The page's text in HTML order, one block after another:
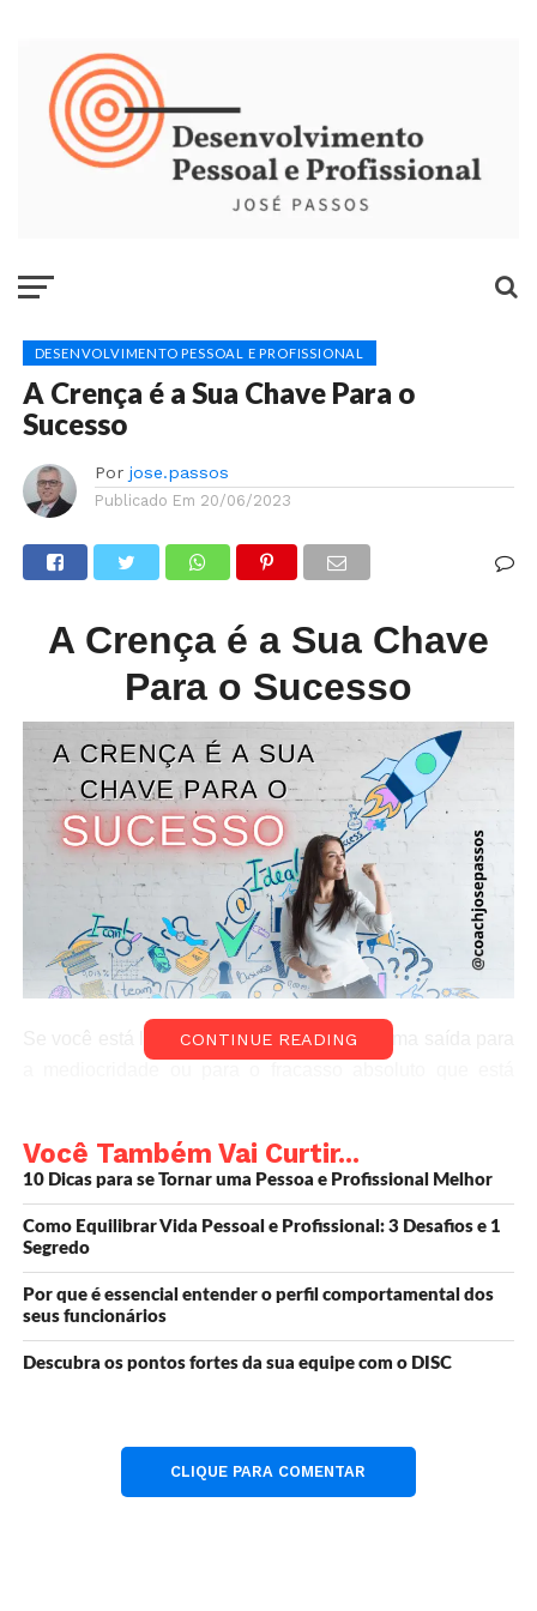
DESENVOLVIMENTO PESSOAL E PROFISSIONAL
A Crença é a Sua Chave Para o
Sucesso
Por jose.passos
Publicado Em 20/06/2023
A Crença é a Sua Chave
Para o Sucesso
Se você está lendo isso, está procurando uma saída para
O que é vergonhoso é esconder o problema e fingir que
está tudo bem?
Agora que estamos na mesma página, preciso que você
lê este artigo. Parece resistente. Obviamente, é capaz de
instantânea.
CONTINUE READING
Você Também Vai Curtir...
10 Dicas para se Tornar uma Pessoa e Profissional Melhor
Como Equilibrar Vida Pessoal e Profissional: 3 Desafios e 1
Segredo
Por que é essencial entender o perfil comportamental dos
seus funcionários
Descubra os pontos fortes da sua equipe com o DISC
CLIQUE PARA COMENTAR